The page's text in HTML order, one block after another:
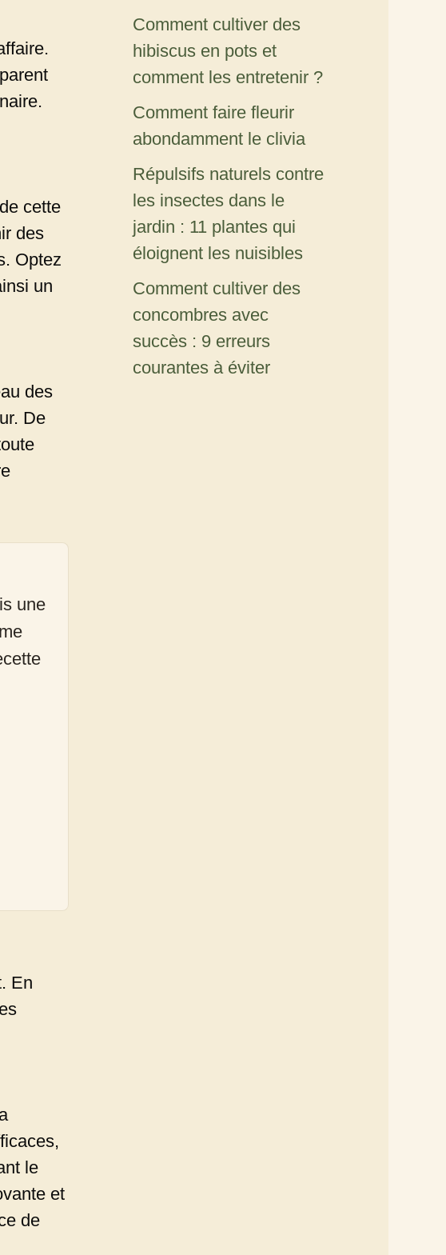
cette
des
Optez
un
des
De
une
En
le
et
de
Comment cultiver des
hibiscus en pots et
comment les entretenir ?
Comment faire fleurir
abondamment le clivia
Répulsifs naturels contre
les insectes dans le
jardin : 11 plantes qui
éloignent les nuisibles
Comment cultiver des
concombres avec
succès : 9 erreurs
courantes à éviter